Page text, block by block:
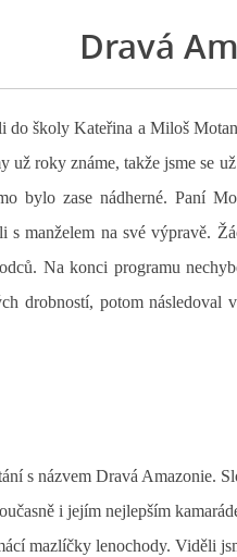
Dravá
do školy Kateřina a Miloš
roky známe, takže jsme se
bylo zase nádherné. Paní
s manželem na své výpravě.
Na konci programu
drobností, potom
s názvem Dravá Amazonie.
i jejím nejlepším
mazlíčky lenochody. Viděli